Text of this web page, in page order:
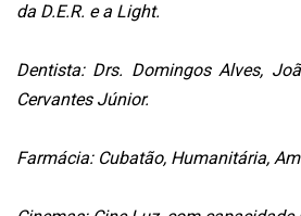
da D.E.R. e a Light.
Dentista: Drs. Domingos Alves,
Cervantes Júnior.
Farmácia: Cubatão, Humanitária,